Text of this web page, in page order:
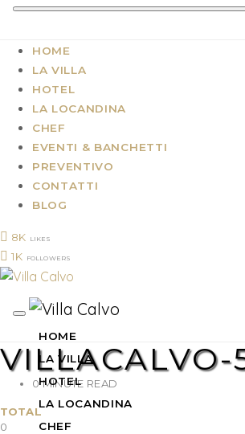
HOME
LA VILLA
HOTEL
LA LOCANDINA
CHEF
EVENTI & BANCHETTI
PREVENTIVO
CONTATTI
BLOG
8K LIKES
1K FOLLOWERS
HOME
LA VILLA
HOTEL
LA LOCANDINA
CHEF
VILLACALVO-
0 MINUTE READ
TOTAL
0